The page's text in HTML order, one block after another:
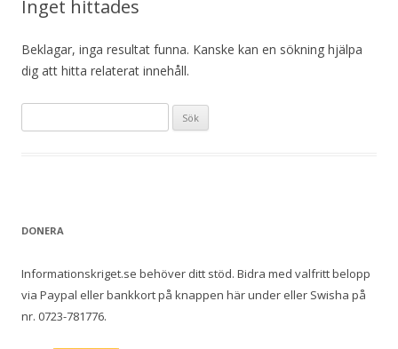
Inget hittades
Beklagar, inga resultat funna. Kanske kan en sökning hjälpa
dig att hitta relaterat innehåll.
efter:
DONERA
Informationskriget.se behöver ditt stöd. Bidra med valfritt belopp
via Paypal eller bankkort på knappen här under eller Swisha på
nr. 0723-781776.